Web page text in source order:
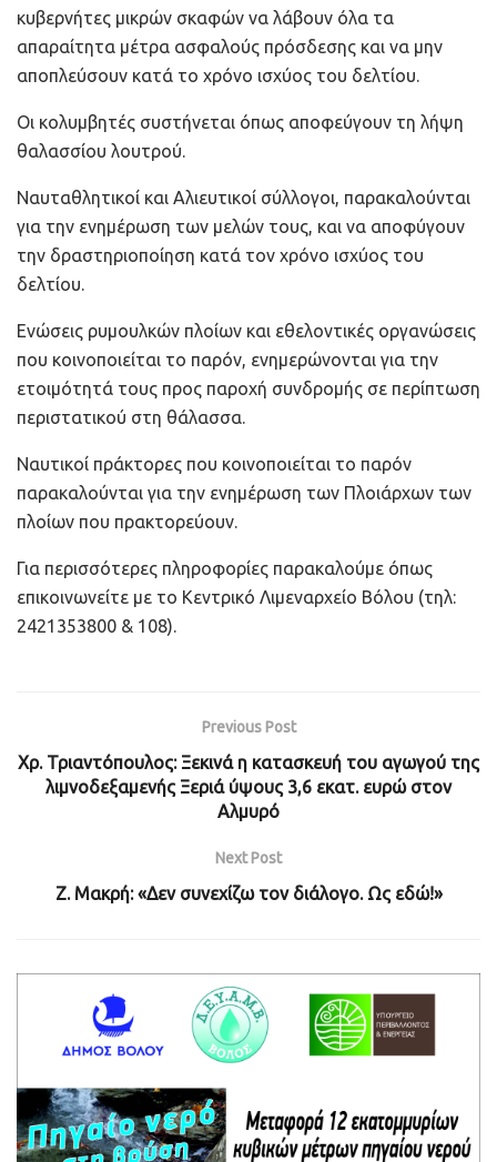
κυβερνήτες μικρών σκαφών να λάβουν όλα τα
απαραίτητα μέτρα ασφαλούς πρόσδεσης και να μην
αποπλεύσουν κατά το χρόνο ισχύος του δελτίου.
Οι κολυμβητές συστήνεται όπως αποφεύγουν τη λήψη
θαλασσίου λουτρού.
Ναυταθλητικοί και Αλιευτικοί σύλλογοι, παρακαλούνται
για την ενημέρωση των μελών τους, και να αποφύγουν
την δραστηριοποίηση κατά τον χρόνο ισχύος του
δελτίου.
Ενώσεις ρυμουλκών πλοίων και εθελοντικές οργανώσεις
που κοινοποιείται το παρόν, ενημερώνονται για την
ετοιμότητά τους προς παροχή συνδρομής σε περίπτωση
περιστατικού στη θάλασσα.
Ναυτικοί πράκτορες που κοινοποιείται το παρόν
παρακαλούνται για την ενημέρωση των Πλοιάρχων των
πλοίων που πρακτορεύουν.
Για περισσότερες πληροφορίες παρακαλούμε όπως
επικοινωνείτε με το Κεντρικό Λιμεναρχείο Βόλου (τηλ:
2421353800 & 108).
Previous Post
Χρ. Τριαντόπουλος: Ξεκινά η κατασκευή του αγωγού της
λιμνοδεξαμενής Ξεριά ύψους 3,6 εκατ. ευρώ στον
Αλμυρό
Next Post
Ζ. Μακρή: «Δεν συνεχίζω τον διάλογο. Ως εδώ!»